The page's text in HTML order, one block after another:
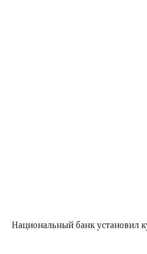
Национальный банк установил